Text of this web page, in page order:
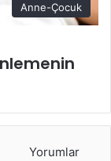
Anne-Çocuk
Yorumlar